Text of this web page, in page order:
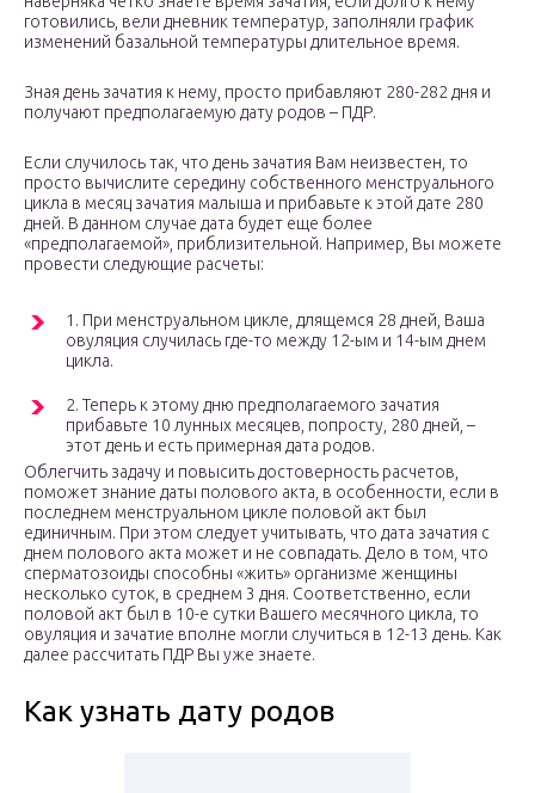
готовились, вели дневник температур, заполняли график
изменений базальной температуры длительное время.
Зная день зачатия к нему, просто прибавляют 280-282 дня и
получают предполагаемую дату родов – ПДР.
Если случилось так, что день зачатия Вам неизвестен, то
просто вычислите середину собственного менструального
цикла в месяц зачатия малыша и прибавьте к этой дате 280
дней. В данном случае дата будет еще более
«предполагаемой», приблизительной. Например, Вы можете
провести следующие расчеты:
1. При менструальном цикле, длящемся 28 дней, Ваша
овуляция случилась где-то между 12-ым и 14-ым днем
цикла.
2. Теперь к этому дню предполагаемого зачатия
прибавьте 10 лунных месяцев, попросту, 280 дней, –
этот день и есть примерная дата родов.
Облегчить задачу и повысить достоверность расчетов,
поможет знание даты полового акта, в особенности, если в
последнем менструальном цикле половой акт был
единичным. При этом следует учитывать, что дата зачатия с
днем полового акта может и не совпадать. Дело в том, что
сперматозоиды способны «жить» организме женщины
несколько суток, в среднем 3 дня. Соответственно, если
половой акт был в 10-е сутки Вашего месячного цикла, то
овуляция и зачатие вполне могли случиться в 12-13 день. Как
далее рассчитать ПДР Вы уже знаете.
Как узнать дату родов